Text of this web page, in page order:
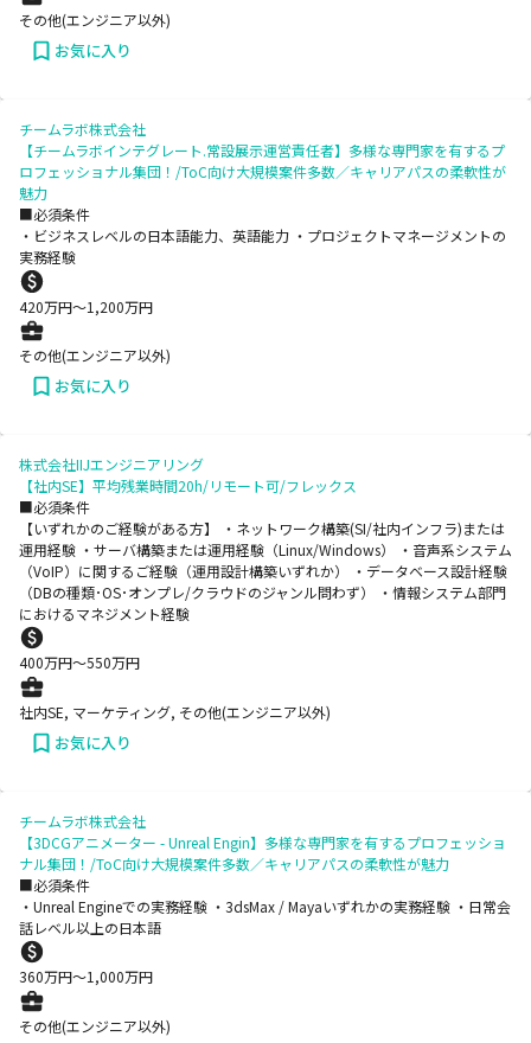
その他(エンジニア以外)
お気に入り
チームラボ株式会社
【チームラボインテグレート.常設展示運営責任者】多様な専門家を有するプ
ロフェッショナル集団！/ToC向け大規模案件多数／キャリアパスの柔軟性が
魅力
■必須条件
・ビジネスレベルの日本語能力、英語能力 ・プロジェクトマネージメントの
実務経験
420万円〜1,200万円
その他(エンジニア以外)
お気に入り
株式会社IIJエンジニアリング
【社内SE】平均残業時間20h/リモート可/フレックス
■必須条件
【いずれかのご経験がある方】 ・ネットワーク構築(SI/社内インフラ)または
運用経験 ・サーバ構築または運用経験（Linux/Windows） ・音声系システム
（VoIP）に関するご経験（運用設計構築いずれか） ・データベース設計経験
（DBの種類･OS･オンプレ/クラウドのジャンル問わず） ・情報システム部門
におけるマネジメント経験
400万円〜550万円
社内SE, マーケティング, その他(エンジニア以外)
お気に入り
チームラボ株式会社
【3DCGアニメーター - Unreal Engin】多様な専門家を有するプロフェッショ
ナル集団！/ToC向け大規模案件多数／キャリアパスの柔軟性が魅力
■必須条件
・Unreal Engineでの実務経験 ・3dsMax / Mayaいずれかの実務経験 ・日常会
話レベル以上の日本語
360万円〜1,000万円
その他(エンジニア以外)